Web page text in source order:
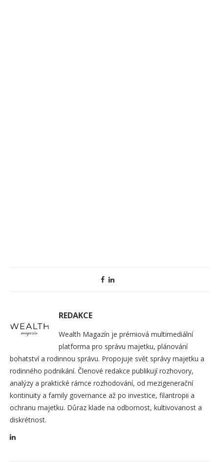
REDAKCE
Wealth Magazín je prémiová multimediální
platforma pro správu majetku, plánování
bohatství a rodinnou správu. Propojuje svět správy majetku a
rodinného podnikání. Členové redakce publikují rozhovory,
analýzy a praktické rámce rozhodování, od mezigenerační
kontinuity a family governance až po investice, filantropii a
ochranu majetku. Důraz klade na odbornost, kultivovanost a
diskrétnost.